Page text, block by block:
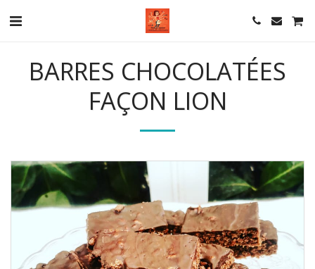
BARRES CHOCOLATÉES
FAÇON LION